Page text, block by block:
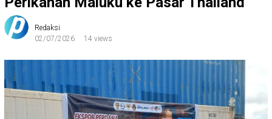
Redaksi
02/07/2026
14 views